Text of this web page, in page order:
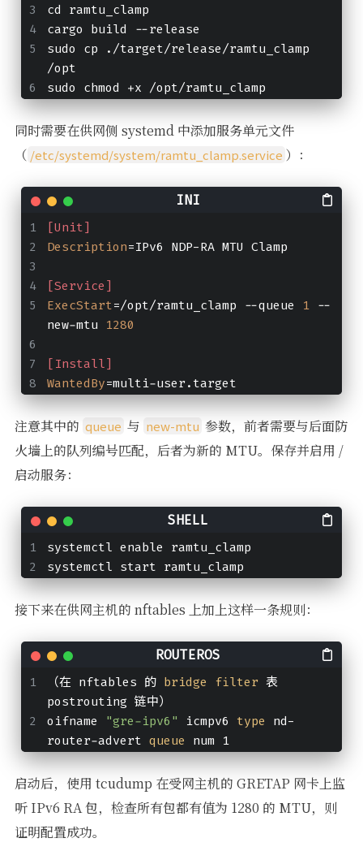
cd ramtu_clamp
cargo build --release
sudo cp ./target/release/ramtu_clamp
/opt
sudo chmod +x /opt/ramtu_clamp
同时需要在供网侧 systemd 中添加服务单元文件
（ /etc/systemd/system/ramtu_clamp.service ）：
[Unit]
Description=IPv6 NDP-RA MTU Clamp
[Service]
ExecStart=/opt/ramtu_clamp --queue 1 --
new-mtu 1280
[Install]
WantedBy=multi-user.target
注意其中的 queue 与 new-mtu 参数，前者需要与后面防
火墙上的队列编号匹配，后者为新的 MTU。保存并启用 /
启动服务：
systemctl enable ramtu_clamp
systemctl start ramtu_clamp
接下来在供网主机的 nftables 上加上这样一条规则：
（在 nftables 的 bridge filter 表
postrouting 链中）
oifname
"gre-ipv6" icmpv6 type nd-
router-advert queue num 1
启动后，使用 tcudump 在受网主机的 GRETAP 网卡上监
听 IPv6 RA 包，检查所有包都有值为 1280 的 MTU，则
证明配置成功。